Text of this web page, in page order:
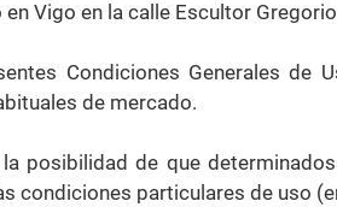
Vigo en la calle Escultor
Condiciones Generales
de mercado.
posibilidad de que
condiciones particulares de uso